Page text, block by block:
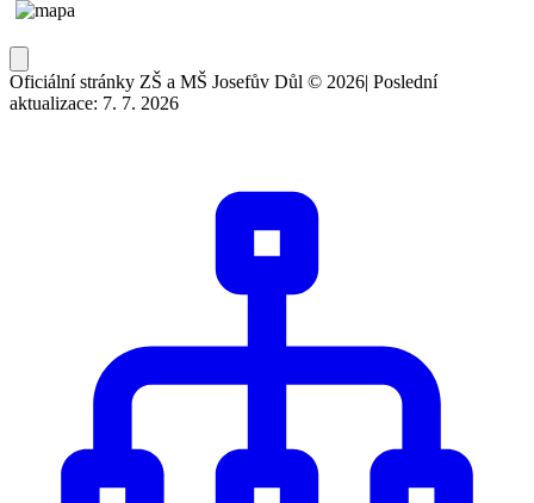
Oficiální stránky ZŠ a MŠ Josefův Důl © 2026| Poslední
aktualizace: 7. 7. 2026